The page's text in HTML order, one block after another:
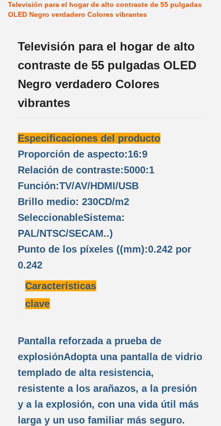
Televisión para el hogar de alto contraste de 55 pulgadas
OLED Negro verdadero Colores vibrantes
Televisión para el hogar de alto
contraste de 55 pulgadas OLED
Negro verdadero Colores
vibrantes
Especificaciones del producto
Proporción de aspecto:16:9
Relación de contraste:5000:1
Función:TV/AV/HDMI/USB
Brillo medio: 230CD/m2
SeleccionableSistema:
PAL/NTSC/SECAM..)
Punto de los píxeles ((mm):0.242 por
0.242
Características
clave
Pantalla reforzada a prueba de
explosiónAdopta una pantalla de vidrio
templado de alta resistencia,
resistente a los arañazos, a la presión
y a la explosión, con una vida útil más
larga y un uso familiar más seguro.